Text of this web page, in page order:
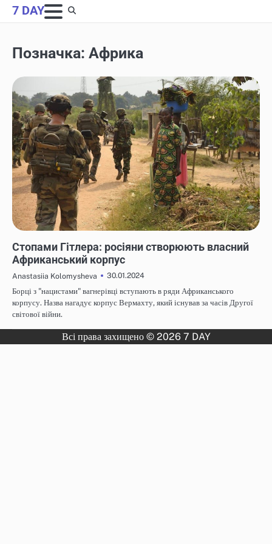
Skip
to
7 DAY
Позначка: Африка
Стопами Гітлера: росіяни створюють власний
Африканський корпус
Anastasiia Kolomysheva
30.01.2024
Борці з "нацистами" вагнерівці вступають в ряди Африканського
корпусу. Назва нагадує корпус Вермахту, який існував за часів Другої
світової війни.
Всі права захищено © 2026 7 DAY